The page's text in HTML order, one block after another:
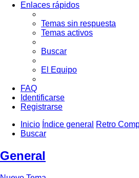
Enlaces rápidos
Temas sin respuesta
Temas activos
Buscar
El Equipo
FAQ
Identificarse
Registrarse
Inicio Índice general Retro
Buscar
General